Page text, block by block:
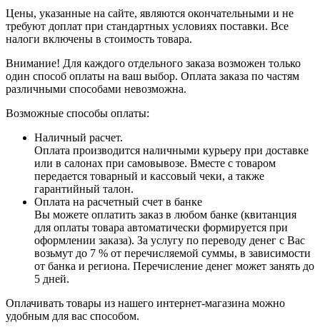
Цены, указанные на сайте, являются окончательными и не
требуют доплат при стандартных условиях поставки. Все
налоги включены в стоимость товара.
Внимание! Для каждого отдельного заказа возможен только
один способ оплаты на ваш выбор. Оплата заказа по частям
различными способами невозможна.
Возможные способы оплаты:
Наличный расчет.
Оплата производится наличными курьеру при доставке
или в салонах при самовывозе. Вместе с товаром
передается товарный и кассовый чеки, а также
гарантийный талон.
Оплата на расчетный счет в банке
Вы можете оплатить заказ в любом банке (квитанция
для оплаты товара автоматически формируется при
оформлении заказа). За услугу по переводу денег с Вас
возьмут до 7 % от перечисляемой суммы, в зависимости
от банка и региона. Перечисление денег может занять до
5 дней.
Оплачивать товары из нашего интернет-магазина можно
удобным для вас способом.